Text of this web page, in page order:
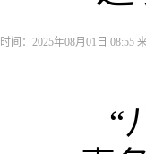
时间：2025年08月01日 08:55
“